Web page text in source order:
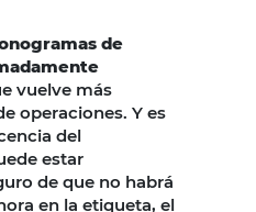
de
vuelve más
operaciones. Y es
del
estar
de que no habrá
en la etiqueta, el